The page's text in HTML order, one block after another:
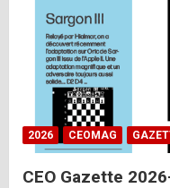
2026 CEOMAG
CEO Gazette